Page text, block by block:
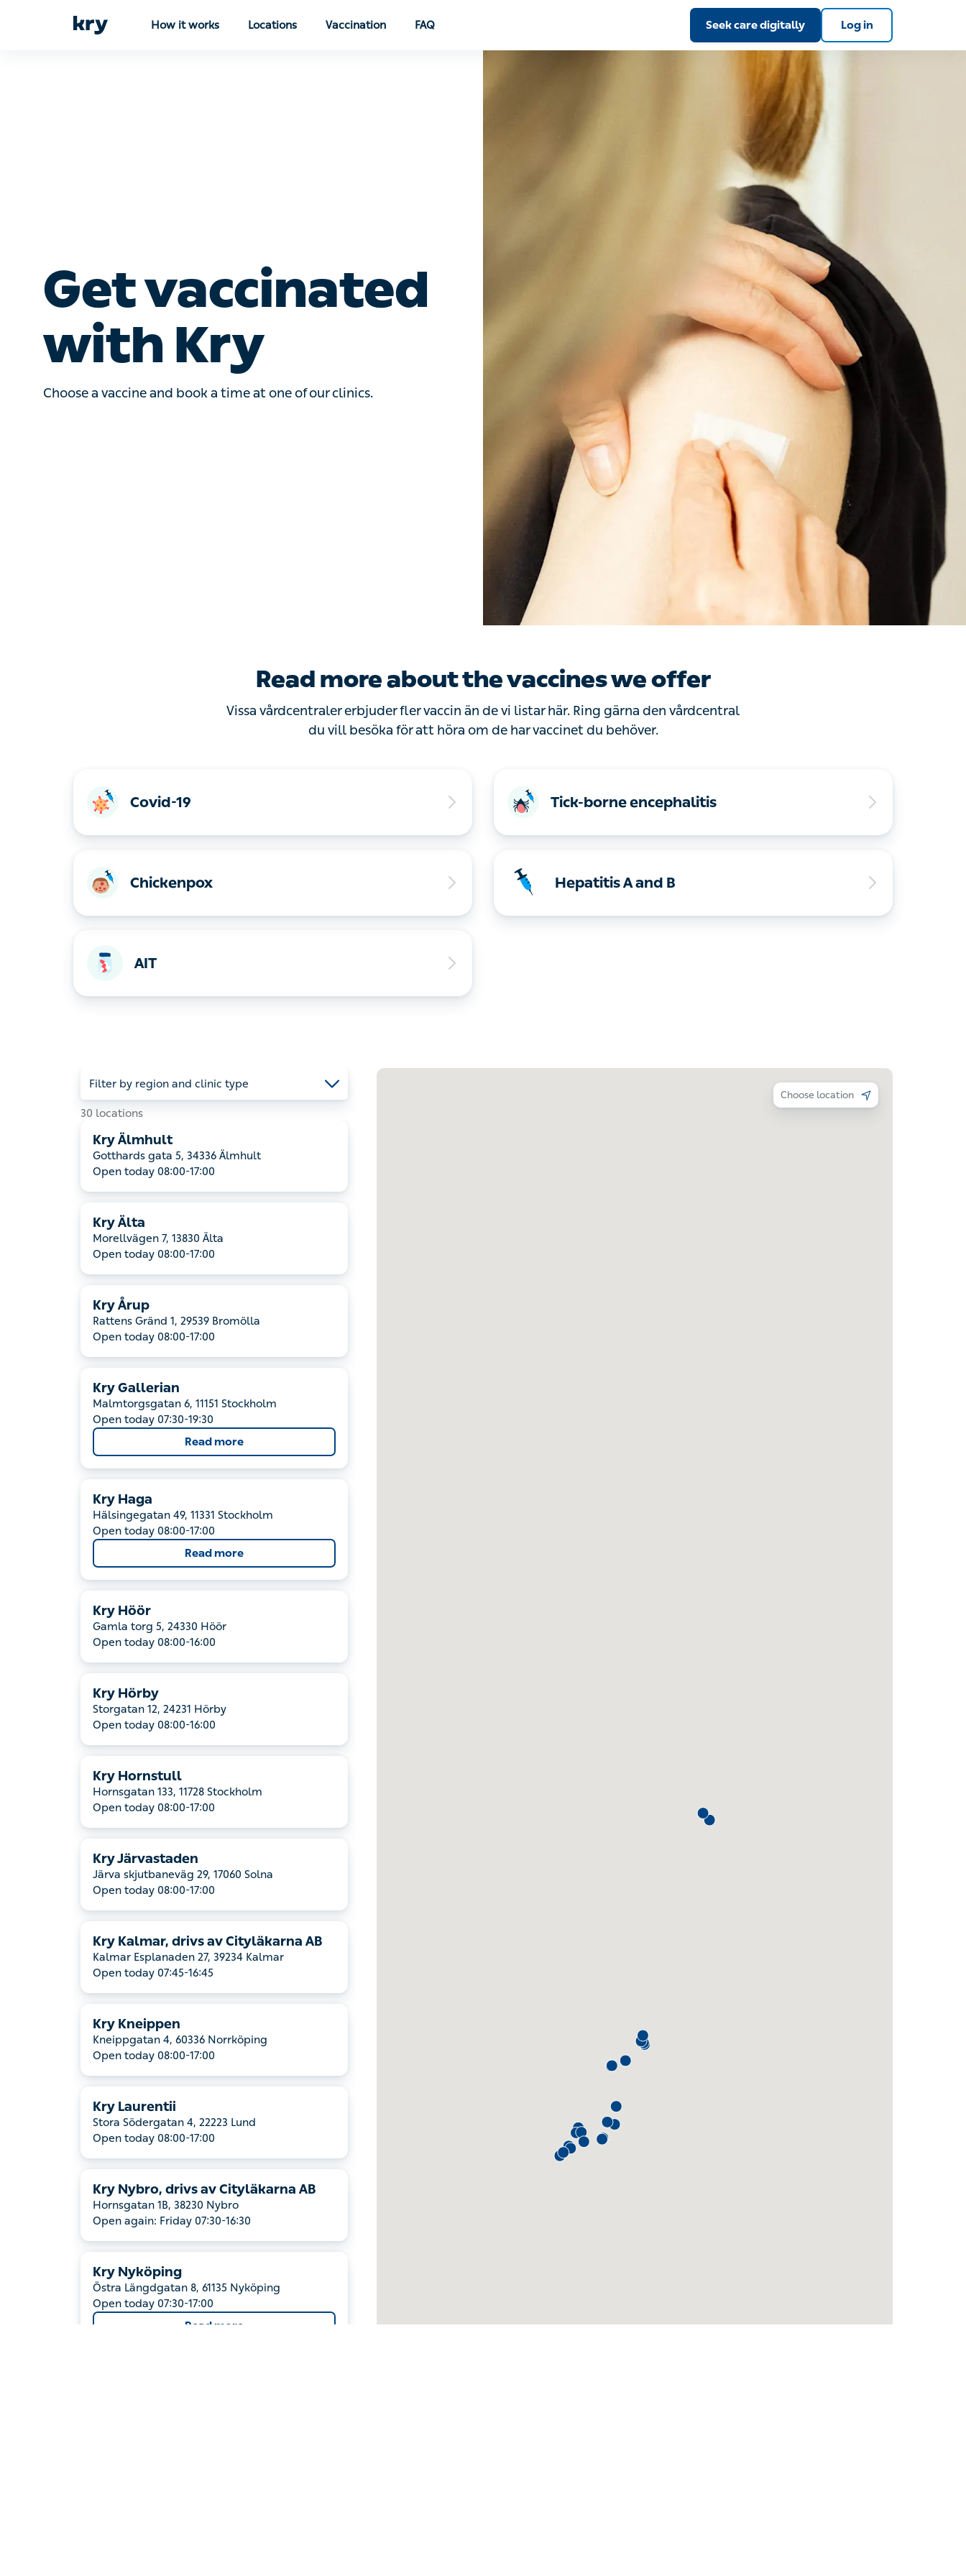
How it works Locations Vaccination FAQ Seek care digitally Log in
Get vaccinated
with Kry
Choose a vaccine and book a time at one of our clinics.
Read more about the vaccines we offer
Vissa vårdcentraler erbjuder fler vaccin än de vi listar här. Ring gärna den vårdcentral du
vill besöka för att höra om de har vaccinet du behöver.
Covid-19 Tick-borne encephalitis
Chickenpox Hepatitis A and B
AIT
Kry Älmhult
Gotthards gata 5, 34336 Älmhult
Open today 08:00-17:00
Kry Älta
Morellvägen 7, 13830 Älta
Open today 08:00-17:00
Kry Årup
Rattens Gränd 1, 29539 Bromölla
Open today 08:00-17:00
Kry Gallerian
Malmtorgsgatan 6, 11151 Stockholm
Open today 07:30-19:30
Read more
Kry Haga
Hälsingegatan 49, 11331 Stockholm
Open today 08:00-17:00
Read more
Kry Höör
Kry Hörby
Storgatan 12, 24231 Hörby
Kry Hornstull
Hornsgatan 133, 11728 Stockholm
Kry Järvastaden
Järva skjutbaneväg 29, 17060 Solna
Kry Kalmar, drivs av Cityläkarna AB
Open today 07:45-16:45
Kry Kneippen
Open today 08:00-17:00
Kry Laurentii
Open today 08:00-17:00
Kry Nybro, drivs av Cityläkarna AB
Open again: Friday 07:30-16:30
Kry Nyköping
Choose location